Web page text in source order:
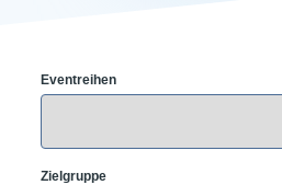
Eventreihen
Zielgruppe